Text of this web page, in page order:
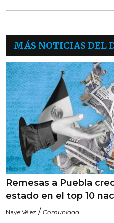
MÁS NOTICIAS DEL
Remesas a Puebla
estado en el top 10
Naye Vélez / Comunidad